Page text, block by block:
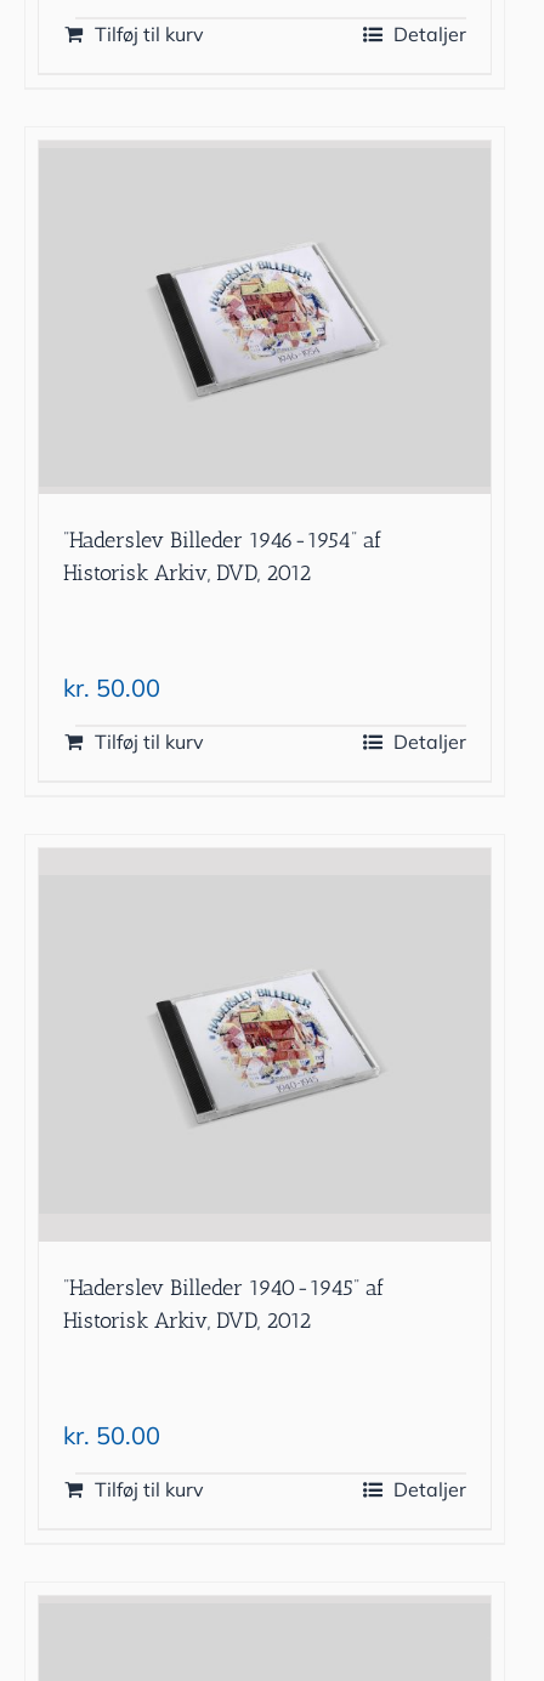
Tilføj til kurv Detaljer
”Haderslev Billeder 1946-1954” af
Historisk Arkiv, DVD, 2012
kr. 50.00
Tilføj til kurv Detaljer
”Haderslev Billeder 1940-1945” af
Historisk Arkiv, DVD, 2012
kr. 50.00
Tilføj til kurv Detaljer